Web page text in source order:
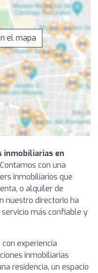
el mapa
inmobiliarias en
con una
inmobiliarios que
o alquiler de
nuestro directorio ha
más confiable y
experiencia
inmobiliarias
residencia, un espacio